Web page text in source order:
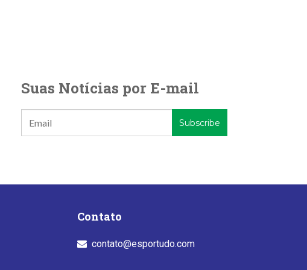
Suas Notícias por E-mail
Contato
contato@esportudo.com